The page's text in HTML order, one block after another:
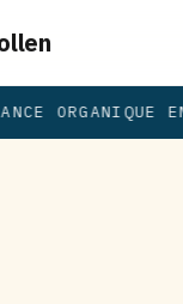
ORGANIQUE